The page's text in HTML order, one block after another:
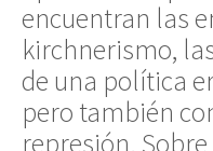
encuentran las
kirchnerismo,
de una política
pero también
represión.